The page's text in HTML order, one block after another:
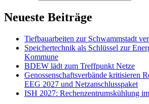
Neueste Beiträge
Tiefbauarbeiten zur Schwammstadt
Speichertechnik als Schlüssel zur
Kommune
BDEW lädt zum Treffpunkt Netze
Genossenschaftsverbände kritisieren
EEG 2027 und Netzanschlusspaket
ISH 2027: Rechenzentrumskühlung